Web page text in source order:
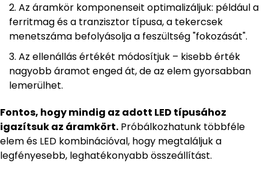
Az áramkör komponenseit optimalizáljuk: például a
ferritmag és a tranzisztor típusa, a tekercsek
menetszáma befolyásolja a feszültség "fokozását".
Az ellenállás értékét módosítjuk – kisebb érték
nagyobb áramot enged át, de az elem gyorsabban
lemerülhet.
Fontos, hogy mindig az adott LED típusához
igazítsuk az áramkört. Próbálkozhatunk többféle
elem és LED kombinációval, hogy megtaláljuk a
legfényesebb, leghatékonyabb összeállítást.